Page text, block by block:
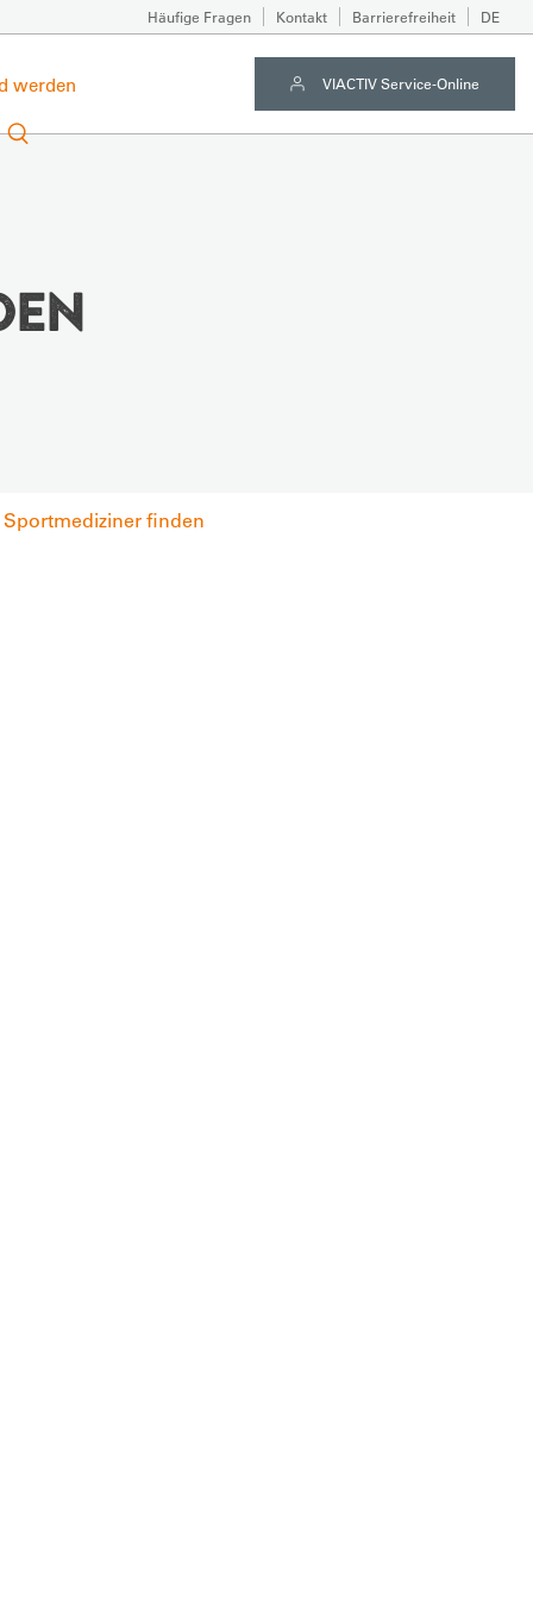
Häufige Fragen Kontakt Barrierefreiheit DE
werden VIACTIV Service-Online
finden